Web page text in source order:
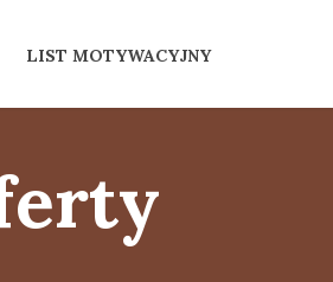
LIST MOTYWACYJNY